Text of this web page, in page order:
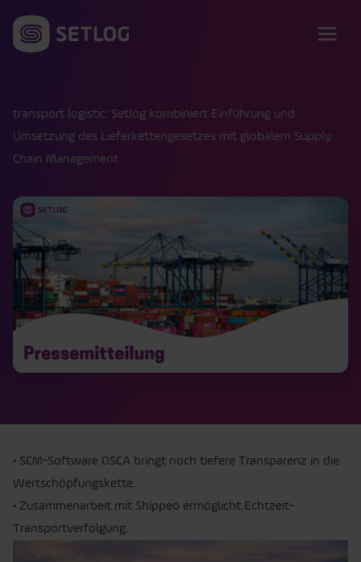
transport logistic: Setlog kombiniert Einführung und
Umsetzung des Lieferkettengesetzes mit globalem Supply
Chain Management
• SCM-Software OSCA bringt noch tiefere Transparenz in die
Wertschöpfungskette.
• Zusammenarbeit mit Shippeo ermöglicht Echtzeit-
Transportverfolgung.